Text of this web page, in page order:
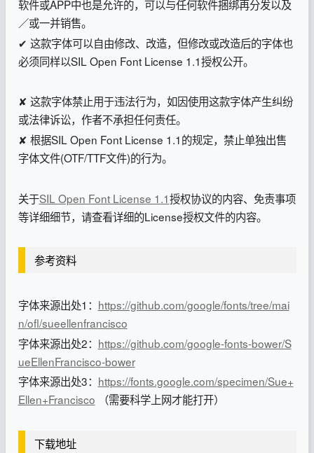
软件或APP中也是允许的，可以与任何软件捆绑再分发以及
／或一并销售。
✔ 这款字体可以自由修改、改造，但修改或改造后的字体也
必须同样以SIL Open Font License 1.1授权公开。
✘ 这款字体禁止用于违法行为，如因使用这款字体产生纠纷
或法律诉讼，作者不承担任何责任。
✘ 根据SIL Open Font License 1.1的规定，禁止单独出售
字体文件(OTF/TTF文件)的行为。
关于SIL Open Font License 1.1授权协议的内容、免责事项
等详细细节，请查看详细的License授权文件的内容。
参考资料
字体来源出处1： https://github.com/google/fonts/tree/mai
n/ofl/sueellenfrancisco
字体来源出处2： https://github.com/google-fonts-bower/S
ueEllenFrancisco-bower
字体来源出处3： https://fonts.google.com/specimen/Sue+
Ellen+Francisco （需要科学上网才能打开）
下载地址